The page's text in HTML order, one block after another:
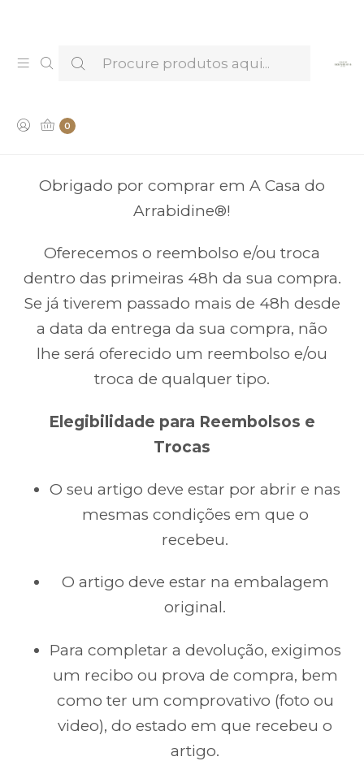
0
Obrigado por comprar em A Casa do
Arrabidine®!
Oferecemos o reembolso e/ou troca
dentro das primeiras 48h da sua compra.
Se já tiverem passado mais de 48h desde
a data da entrega da sua compra, não
lhe será oferecido um reembolso e/ou
troca de qualquer tipo.
Elegibilidade para Reembolsos e
Trocas
O seu artigo deve estar por abrir e nas
mesmas condições em que o
recebeu.
O artigo deve estar na embalagem
original.
Para completar a devolução, exigimos
um recibo ou prova de compra, bem
como ter um comprovativo (foto ou
video), do estado em que recebeu o
artigo.